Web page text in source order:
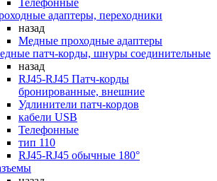
Телефонные
адаптеры, переходники
назад
Медные проходные адаптеры
патч-корды, шнуры соединительные
назад
RJ45-RJ45 Патч-корды
бронированные, внешние
Удлинители патч-кордов
кабели USB
Телефонные
тип 110
RJ45-RJ45 обычные 180°